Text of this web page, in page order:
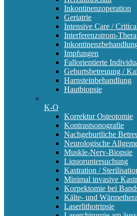
Inkontinenzoperation
Geriatrie
Intensive Care /
Interferenzstrom-
Impfungen
Fallorientierte
Geburtsbetreuung /
Harnsteinbehandlung
Hautbiopsie
K-O
Korrektur Osteotomie
Kontrastsonografie
Nachgeburtliche
Neurologische
Muskle-Nerv-Biopsie
Liquoruntersuchung
Kastration /
Minimal invasive
Korpektomie bei
Kälte- und
Laserlithotripsie